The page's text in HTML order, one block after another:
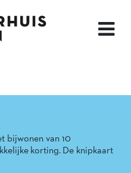
bijwonen van 10
korting. De knipkaart